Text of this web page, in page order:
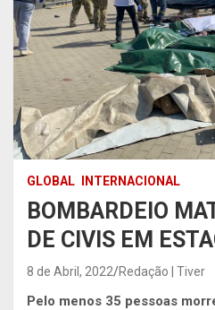
GLOBAL INTERNACIONAL
BOMBARDEIO
DE CIVIS EM
8 de Abril, 2022 Redação | Tiver
Pelo menos 35 pessoas